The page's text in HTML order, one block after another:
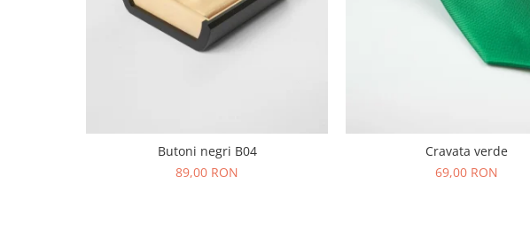
Butoni negri B04
89,00 RON
Cravata verde
69,00 RON